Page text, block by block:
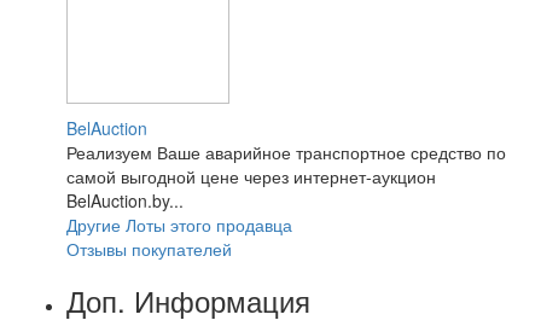
BelAuction
Реализуем Ваше аварийное транспортное средство по
самой выгодной цене через интернет-аукцион
BelAuction.by...
Другие Лоты этого продавца
Отзывы покупателей
Доп. Информация